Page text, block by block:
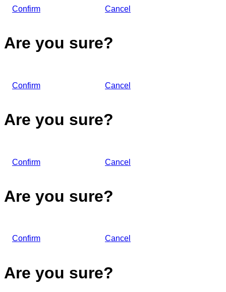
Confirm Cancel
Are you sure?
Confirm Cancel
Are you sure?
Confirm Cancel
Are you sure?
Confirm Cancel
Are you sure?